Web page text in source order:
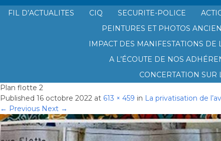
FIL D’ACTUALITES CIQ
LE CIQ SAINT GINIEZ PRADO
SECURITE-POLICE
PEINTURES ET PHOTOS
IMPACT DES MANIFESTATIONS DE
A L’ÉCOUTE DE NOS
CONCERTATION SUR
Plan flotte 2
Published 16 octobre 2022 at 613 × 459 in La privatisation de
← Previous Next →